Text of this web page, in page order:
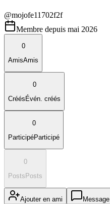
@mojofe11702f2f
Membre depuis mai 2026
0
AmisAmis
0
Créés Évén. créés
0
ParticipéParticipé
0
Posts Posts
Ajouter en ami Message